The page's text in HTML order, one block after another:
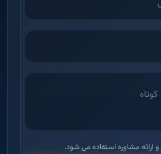
مشاوره استفاده می شود.